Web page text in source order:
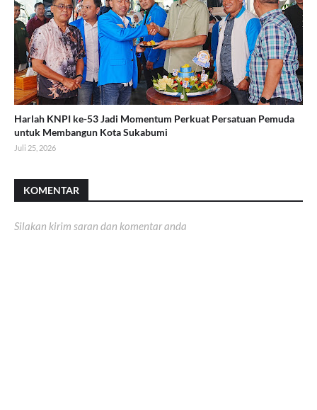
Harlah KNPI ke-53 Jadi Momentum Perkuat Persatuan Pemuda
untuk Membangun Kota Sukabumi
Juli 25, 2026
KOMENTAR
Silakan kirim saran dan komentar anda